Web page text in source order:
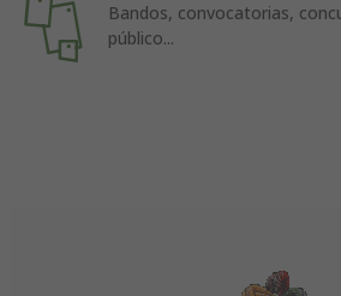
Bandos, convocatorias,
público...